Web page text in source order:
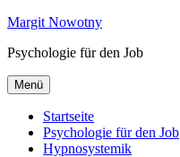
Inhalte
Margit Nowotny
Psychologie für den Job
Menü
Startseite
Psychologie für den Job
Hypnosystemik